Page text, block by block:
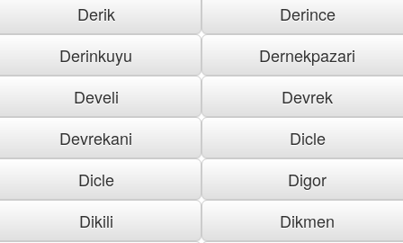
Derik
Derince
Derinkuyu
Dernekpazari
Develi
Devrek
Devrekani
Dicle
Dicle
Digor
Dikili
Dikmen